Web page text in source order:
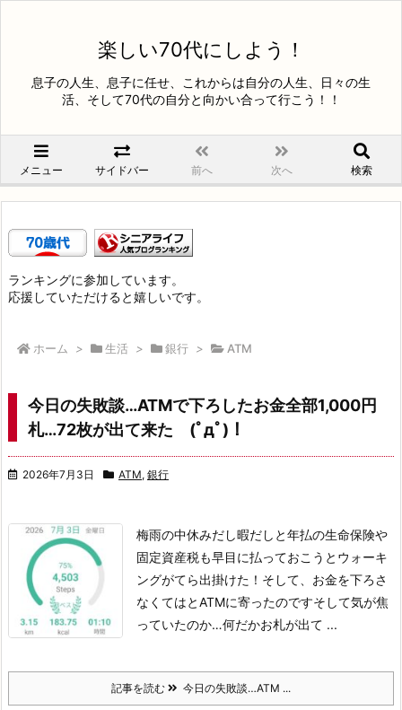
楽しい70代にしよう！
息子の人生、息子に任せ、これからは自分の人生、日々の生
活、そして70代の自分と向かい合って行こう！！
メニュー サイドバー 前へ 次へ 検索
ランキングに参加しています。
応援していただけると嬉しいです。
ホーム > 生活 > 銀行 > ATM
今日の失敗談…ATMで下ろしたお金全部1,000円
札…72枚が出て来た (ﾟдﾟ)！
2026年7月3日 ATM, 銀行
梅雨の中休みだし暇だしと年払の生命保険や
固定資産税も早目に払っておこうとウォーキ
ングがてら出掛けた！ そして、お金を下ろさ
なくてはとATMに寄ったのですそして気が焦
っていたのか…何だかお札が出て ...
記事を読む 今日の失敗談…ATM ...